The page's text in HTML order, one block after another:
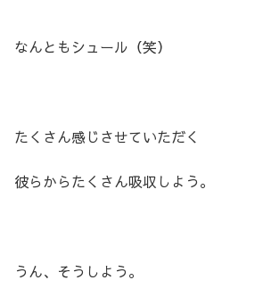
なんともシュール（笑）
たくさん感じさせていただく
彼らからたくさん吸収しよう。
うん、そうしよう。